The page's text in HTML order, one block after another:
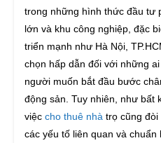
trong những hình thức đầu tư
lớn và khu công nghiệp, đặc
triển mạnh như Hà Nội,
chọn hấp dẫn đối với những
người muốn bắt đầu bước
động sản. Tuy nhiên, như bất
việc cho thuê nhà trọ cũng
các yếu tố liên quan và